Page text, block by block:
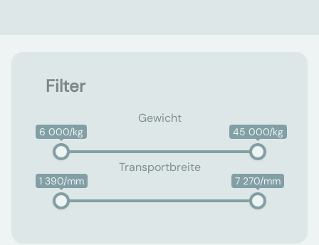
Filter
Gewicht
6 000/kg 45 000/kg
Transportbreite
1 390/mm 7 270/mm